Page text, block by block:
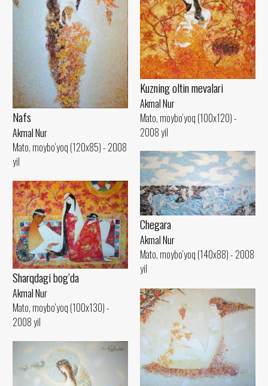
Nafs
Akmal Nur
Mato, moybo‘yoq (120x85) - 2008
yil
Kuzning oltin mevalari
Akmal Nur
Mato, moybo‘yoq (100x120) -
2008 yil
Chegara
Akmal Nur
Mato, moybo‘yoq (140x88) - 2008
yil
Sharqdagi bog’da
Akmal Nur
Mato, moybo‘yoq (100x130) -
2008 yil